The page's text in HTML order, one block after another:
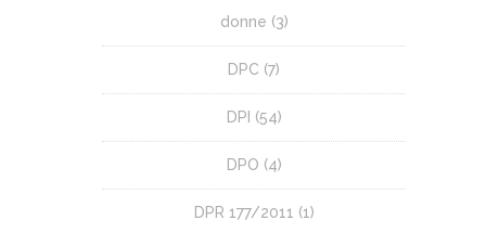
donne (3)
DPC (7)
DPI (54)
DPO (4)
DPR 177/2011 (1)